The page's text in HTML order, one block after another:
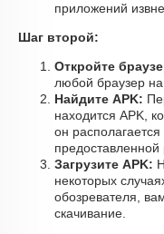
приложений
Шаг второй:
Откройте
любой браузер на
Найдите APK:
находится APK,
он располагается
предоставленной
Загрузите APK:
некоторых
обозревателя,
скачивание.